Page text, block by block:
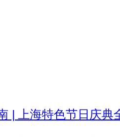
| 上海特色节日庆典